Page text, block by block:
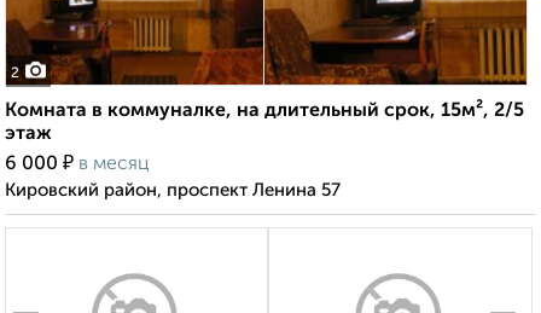
2
Комната в коммуналке, на длительный срок, 15м², 2/5
этаж
6 000 ₽ в месяц
Кировский район, проспект Ленина 57